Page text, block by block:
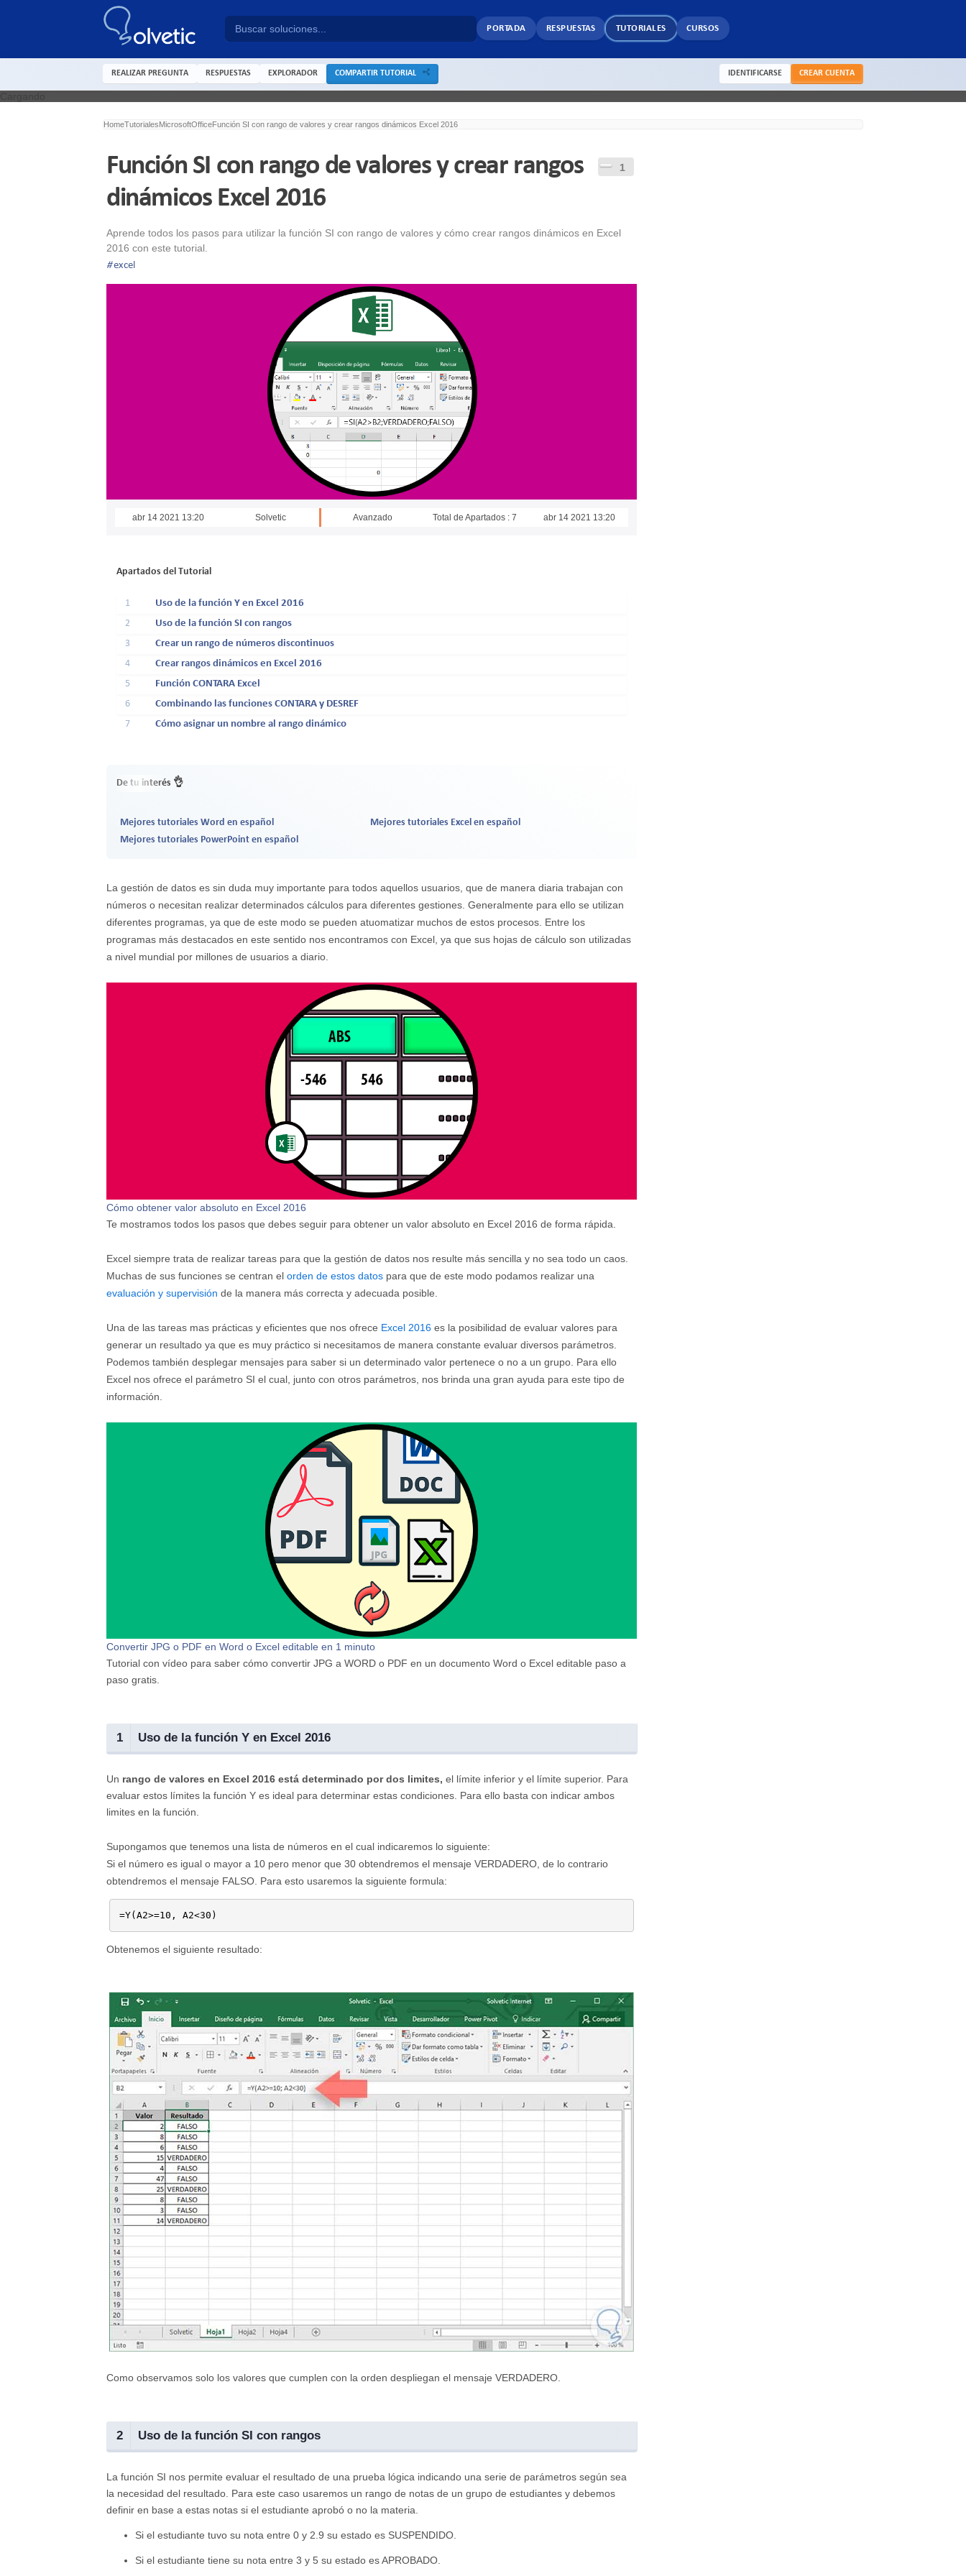
PORTADA RESPUESTAS TUTORIALES CURSOS
REALIZAR PREGUNTA RESPUESTAS EXPLORADOR COMPARTIR TUTORIAL IDENTIFICARSE CREAR CUENTA
HomeTutorialesMicrosoftOfficeFunción SI con rango de valores y crear rangos dinámicos Excel 2016
1
Función SI con rango de valores y crear rangos
dinámicos Excel 2016
Aprende todos los pasos para utilizar la función SI con rango de valores y cómo crear rangos dinámicos en Excel
2016 con este tutorial.
# excel
abr 14 2021 13:20 Solvetic Avanzado Total de Apartados : 7 abr 14 2021 13:20
Apartados del Tutorial
1
Uso de la función Y en Excel 2016
2
Uso de la función SI con rangos
3
Crear un rango de números discontinuos
4
Crear rangos dinámicos en Excel 2016
5
Función CONTARA Excel
6
Combinando las funciones CONTARA y DESREF
7
Cómo asignar un nombre al rango dinámico
De tu interés 👌
Mejores tutoriales Word en español
Mejores tutoriales Excel en español
Mejores tutoriales PowerPoint en español
La gestión de datos es sin duda muy importante para todos aquellos usuarios, que de manera diaria trabajan con
números o necesitan realizar determinados cálculos para diferentes gestiones. Generalmente para ello se utilizan
diferentes programas, ya que de este modo se pueden atuomatizar muchos de estos procesos. Entre los
programas más destacados en este sentido nos encontramos con Excel, ya que sus hojas de cálculo son utilizadas
a nivel mundial por millones de usuarios a diario.
Cómo obtener valor absoluto en Excel 2016
Te mostramos todos los pasos que debes seguir para obtener un valor absoluto en Excel 2016 de forma rápida.
Excel siempre trata de realizar tareas para que la gestión de datos nos resulte más sencilla y no sea todo un caos.
Muchas de sus funciones se centran el orden de estos datos para que de este modo podamos realizar una
evaluación y supervisión de la manera más correcta y adecuada posible.
Una de las tareas mas prácticas y eficientes que nos ofrece Excel 2016 es la posibilidad de evaluar valores para
generar un resultado ya que es muy práctico si necesitamos de manera constante evaluar diversos parámetros.
Podemos también desplegar mensajes para saber si un determinado valor pertenece o no a un grupo. Para ello
Excel nos ofrece el parámetro SI el cual, junto con otros parámetros, nos brinda una gran ayuda para este tipo de
información.
Convertir JPG o PDF en Word o Excel editable en 1 minuto
Tutorial con vídeo para saber cómo convertir JPG a WORD o PDF en un documento Word o Excel editable paso a
paso gratis.
1 Uso de la función Y en Excel 2016
Un rango de valores en Excel 2016 está determinado por dos limites, el límite inferior y el límite superior. Para
evaluar estos límites la función Y es ideal para determinar estas condiciones. Para ello basta con indicar ambos
limites en la función.
Supongamos que tenemos una lista de números en el cual indicaremos lo siguiente:
Si el número es igual o mayor a 10 pero menor que 30 obtendremos el mensaje VERDADERO, de lo contrario
obtendremos el mensaje FALSO. Para esto usaremos la siguiente formula:
=Y(A2>=10, A2<30)
Obtenemos el siguiente resultado:
Como observamos solo los valores que cumplen con la orden despliegan el mensaje VERDADERO.
2 Uso de la función SI con rangos
La función SI nos permite evaluar el resultado de una prueba lógica indicando una serie de parámetros según sea
la necesidad del resultado. Para este caso usaremos un rango de notas de un grupo de estudiantes y debemos
definir en base a estas notas si el estudiante aprobó o no la materia.
Si el estudiante tuvo su nota entre 0 y 2.9 su estado es SUSPENDIDO.
Si el estudiante tiene su nota entre 3 y 5 su estado es APROBADO.